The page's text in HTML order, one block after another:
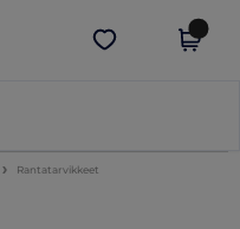
Hae sovellus
Rantatarvikkeet